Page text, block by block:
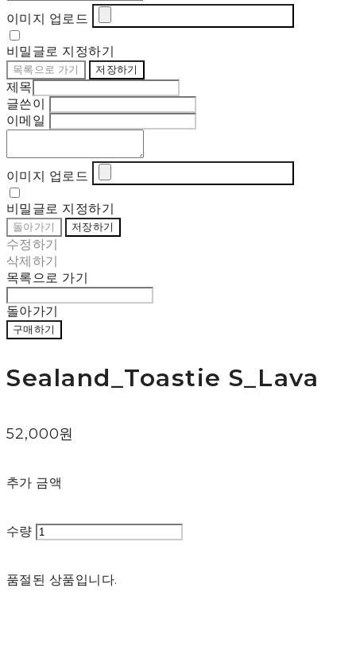
이미지 업로드
비밀글로 지정하기
목록으로 가기 저장하기
제목
글쓴이
이메일
이미지 업로드
비밀글로 지정하기
돌아가기 저장하기
수정하기
삭제하기
목록으로 가기
돌아가기
구매하기
Sealand_Toastie S_Lava
52,000원
추가 금액
수량
품절된 상품입니다.